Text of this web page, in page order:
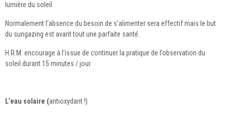
lumière du soleil
Normalement l’absence du besoin de s’alimenter sera effectif mais le but
du sungazing est avant tout une parfaite santé.
H.R.M. encourage à l’issue de continuer la pratique de l’observation du
soleil durant 15 minutes / jour.
L’eau solaire (antioxydant !)